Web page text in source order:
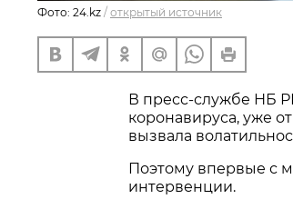
Фото: 24.kz / открытый источник
В пресс-службе НБ
коронавируса, уже
вызвала
Поэтому впервые с
интервенции.